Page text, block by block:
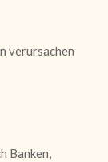
verursachen
Banken,